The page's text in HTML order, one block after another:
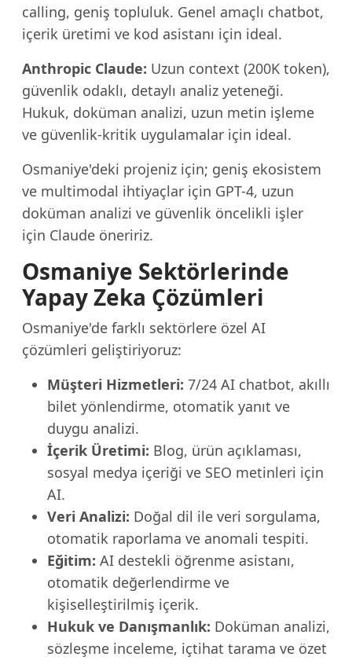
calling, geniş topluluk. Genel amaçlı chatbot,
içerik üretimi ve kod asistanı için ideal.
Anthropic Claude: Uzun context (200K token),
güvenlik odaklı, detaylı analiz yeteneği.
Hukuk, doküman analizi, uzun metin işleme
ve güvenlik-kritik uygulamalar için ideal.
Osmaniye'deki projeniz için; geniş ekosistem
ve multimodal ihtiyaçlar için GPT-4, uzun
doküman analizi ve güvenlik öncelikli işler
için Claude öneririz.
Osmaniye Sektörlerinde
Yapay Zeka Çözümleri
Osmaniye'de farklı sektörlere özel AI
çözümleri geliştiriyoruz:
Müşteri Hizmetleri: 7/24 AI chatbot, akıllı
bilet yönlendirme, otomatik yanıt ve
duygu analizi.
İçerik Üretimi: Blog, ürün açıklaması,
sosyal medya içeriği ve SEO metinleri için
AI.
Veri Analizi: Doğal dil ile veri sorgulama,
otomatik raporlama ve anomali tespiti.
Eğitim: AI destekli öğrenme asistanı,
otomatik değerlendirme ve
kişiselleştirilmiş içerik.
Hukuk ve Danışmanlık: Doküman analizi,
sözleşme inceleme, içtihat tarama ve özet